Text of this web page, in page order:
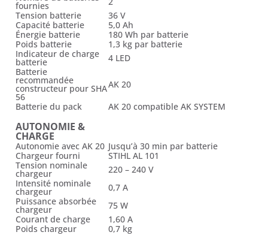
fournies
Tension batterie
36 V
Capacité batterie
5,0 Ah
Énergie batterie
180 Wh par batterie
Poids batterie
1,3 kg par batterie
Indicateur de charge
batterie
4 LED
Batterie
recommandée
constructeur pour SHA
56
AK 20
Batterie du pack
AK 20 compatible AK SYSTEM
AUTONOMIE &
CHARGE
Autonomie avec AK 20 Jusqu’à 30 min par batterie
Chargeur fourni
STIHL AL 101
Tension nominale
chargeur
220 – 240 V
Intensité nominale
chargeur
0,7 A
Puissance absorbée
chargeur
75 W
Courant de charge
1,60 A
Poids chargeur
0,7 kg